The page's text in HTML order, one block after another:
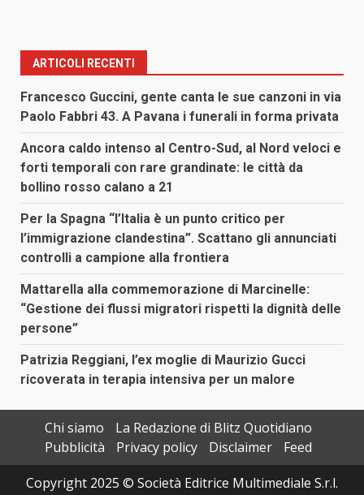
ARTICOLI RECENTI
Francesco Guccini, gente canta le sue canzoni in via
Paolo Fabbri 43. A Pavana i funerali in forma privata
Ancora caldo intenso al Centro-Sud, al Nord veloci e
forti temporali con rare grandinate: le città da
bollino rosso calano a 21
Per la Spagna “l’Italia è un punto critico per
l’immigrazione clandestina”. Scattano gli annunciati
controlli a campione alla frontiera
Mattarella alla commemorazione di Marcinelle:
“Gestione dei flussi migratori rispetti la dignità delle
persone”
Patrizia Reggiani, l’ex moglie di Maurizio Gucci
ricoverata in terapia intensiva per un malore
Chi siamo
La Redazione di Blitz Quotidiano
Pubblicità
Privacy policy Disclaimer
Feed
Copyright 2025 © Società Editrice Multimediale S.r.l.